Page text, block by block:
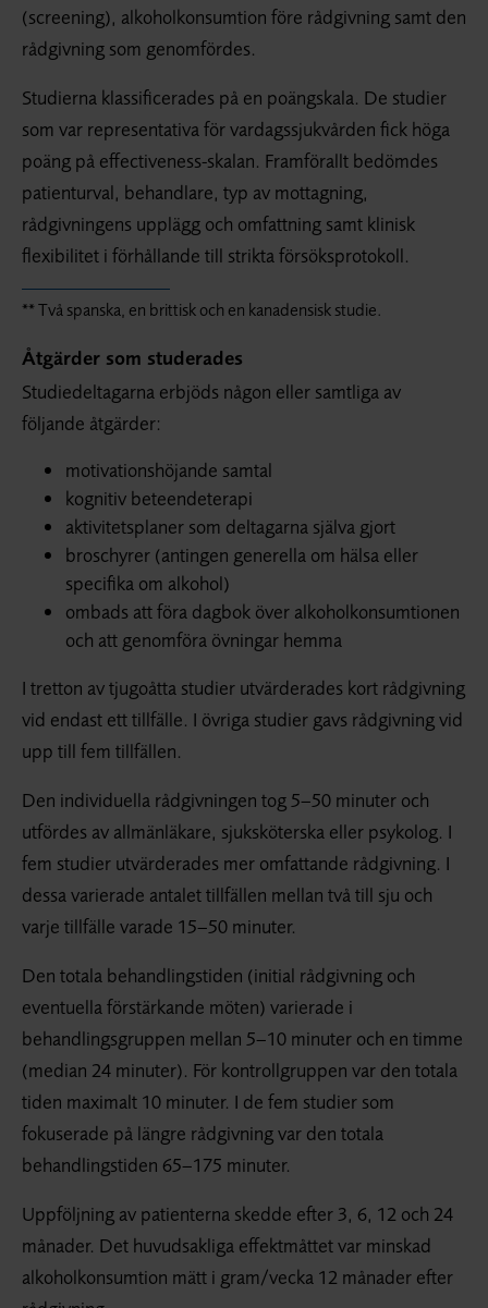
(screening), alkoholkonsumtion före rådgivning samt den
rådgivning som genomfördes.
Studierna klassificerades på en poängskala. De studier
som var representativa för vardagssjukvården fick höga
poäng på effectiveness-skalan. Framförallt bedömdes
patienturval, behandlare, typ av mottagning,
rådgivningens upplägg och omfattning samt klinisk
flexibilitet i förhållande till strikta försöksprotokoll.
** Två spanska, en brittisk och en kanadensisk studie.
Åtgärder som studerades
Studiedeltagarna erbjöds någon eller samtliga av
följande åtgärder:
motivationshöjande samtal
kognitiv beteendeterapi
aktivitetsplaner som deltagarna själva gjort
broschyrer (antingen generella om hälsa eller
specifika om alkohol)
ombads att föra dagbok över alkoholkonsumtionen
och att genomföra övningar hemma
I tretton av tjugoåtta studier utvärderades kort rådgivning
vid endast ett tillfälle. I övriga studier gavs rådgivning vid
upp till fem tillfällen.
Den individuella rådgivningen tog 5–50 minuter och
utfördes av allmänläkare, sjuksköterska eller psykolog. I
fem studier utvärderades mer omfattande rådgivning. I
dessa varierade antalet tillfällen mellan två till sju och
varje tillfälle varade 15–50 minuter.
Den totala behandlingstiden (initial rådgivning och
eventuella förstärkande möten) varierade i
behandlingsgruppen mellan 5–10 minuter och en timme
(median 24 minuter). För kontrollgruppen var den totala
tiden maximalt 10 minuter. I de fem studier som
fokuserade på längre rådgivning var den totala
behandlingstiden 65–175 minuter.
Uppföljning av patienterna skedde efter 3, 6, 12 och 24
månader. Det huvudsakliga effektmåttet var minskad
alkoholkonsumtion mätt i gram/vecka 12 månader efter